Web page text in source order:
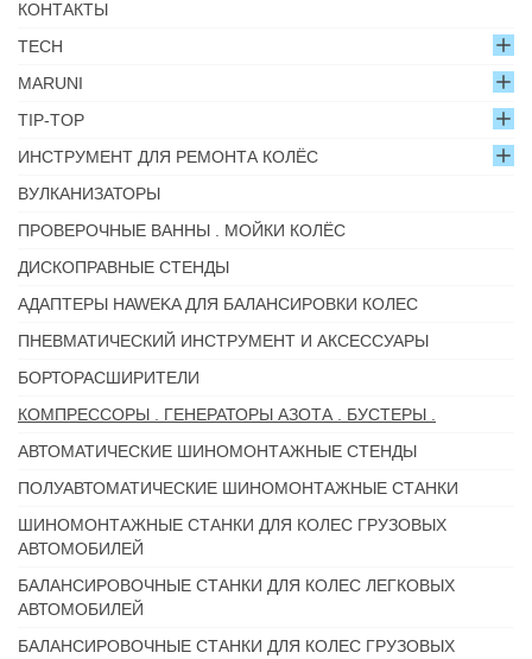
КОНТАКТЫ
TECH
MARUNI
TIP-TOP
ИНСТРУМЕНТ ДЛЯ РЕМОНТА КОЛЁС
ВУЛКАНИЗАТОРЫ
ПРОВЕРОЧНЫЕ ВАННЫ . МОЙКИ КОЛЁС
ДИСКОПРАВНЫЕ СТЕНДЫ
АДАПТЕРЫ HAWEKA ДЛЯ БАЛАНСИРОВКИ КОЛЕС
ПНЕВМАТИЧЕСКИЙ ИНСТРУМЕНТ И АКСЕССУАРЫ
БОРТОРАСШИРИТЕЛИ
КОМПРЕССОРЫ . ГЕНЕРАТОРЫ АЗОТА . БУСТЕРЫ .
АВТОМАТИЧЕСКИЕ ШИНОМОНТАЖНЫЕ СТЕНДЫ
ПОЛУАВТОМАТИЧЕСКИЕ ШИНОМОНТАЖНЫЕ СТАНКИ
ШИНОМОНТАЖНЫЕ СТАНКИ ДЛЯ КОЛЕС ГРУЗОВЫХ
АВТОМОБИЛЕЙ
БАЛАНСИРОВОЧНЫЕ СТАНКИ ДЛЯ КОЛЕС ЛЕГКОВЫХ
АВТОМОБИЛЕЙ
БАЛАНСИРОВОЧНЫЕ СТАНКИ ДЛЯ КОЛЕС ГРУЗОВЫХ